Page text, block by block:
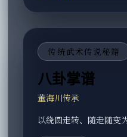
传统武术传说秘籍
八卦掌谱
董海川传承
以绕圆走转、随走随变